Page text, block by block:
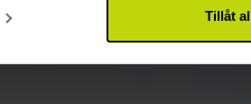
Tillåt